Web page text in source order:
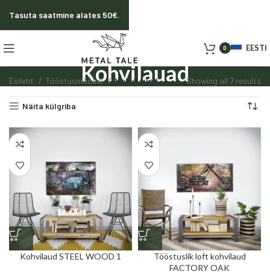
0 EESTI
Kohvilauad
Esileht Tööstusmööbel Kohvilauad Showing all 7 results
Näita külgriba
Kohvilaud STEEL WOOD 1
Tööstuslik loft kohvilaud
FACTORY OAK
Tasuta saatmine alates 50€.